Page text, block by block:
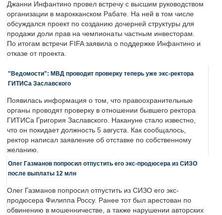
Джанни Инфантино провел встречу с высшим руководством
организации в марокканском Рабате. На ней в том числе
обсуждался проект по созданию дочерней структуры для
продажи доли прав на чемпионаты частным инвесторам.
По итогам встречи FIFA заявила о поддержке Инфантино и
отказе от проекта.
"Ведомости": МВД проводит проверку теперь уже экс-ректора
ГИТИСа Заславского
Появилась информация о том, что правоохранительные
органы проводят проверку в отношении бывшего ректора
ГИТИСа Григория Заславского. Накануне стало известно,
что он покидает должность 5 августа. Как сообщалось,
ректор написал заявление об отставке по собственному
желанию.
Олег Газманов попросил отпустить его экс-продюсера из СИЗО
после выплаты 12 млн
Олег Газманов попросил отпустить из СИЗО его экс-
продюсера Филиппа Россу. Ранее тот был арестован по
обвинению в мошенничестве, а также нарушении авторских